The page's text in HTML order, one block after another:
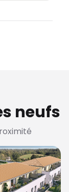
neufs